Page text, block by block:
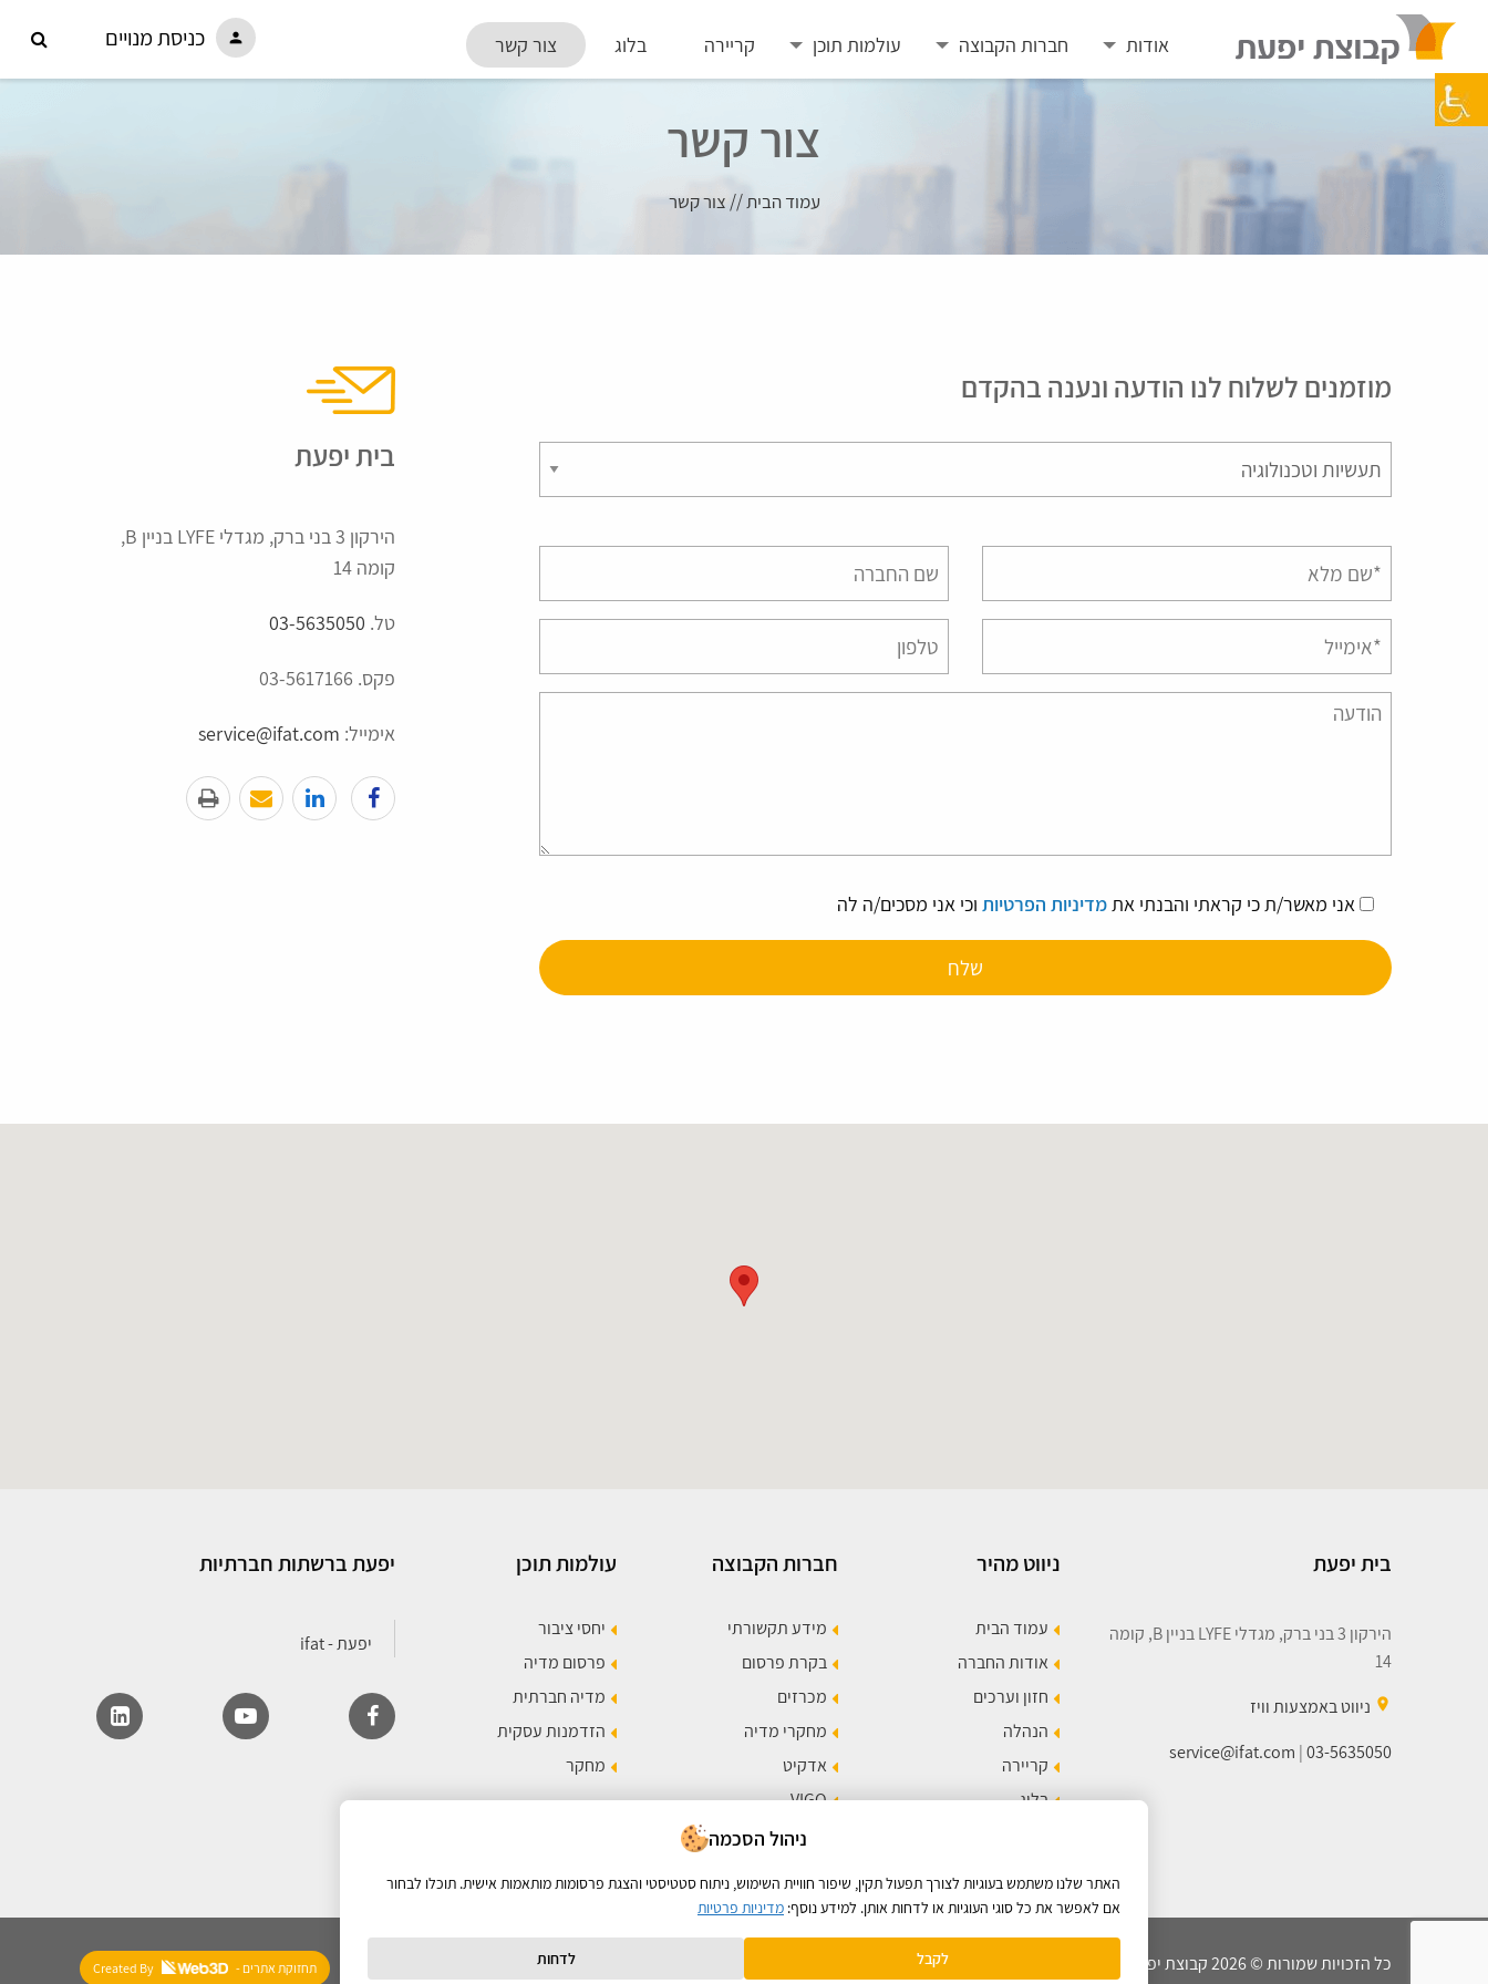
content
אודות חברות הקבוצה עולמות תוכן קריירה בלוג צור קשר person כניסת מנויים
צור קשר
עמוד הבית// צור קשר
מוזמנים לשלוח לנו הודעה ונענה בהקדם
this
field
אני מאשר/ת כי קראתי והבנתי אתמדיניות הפרטיות וכי אני מסכים/ה לה
בית יפעת
הירקון 3 בני ברק, מגדלי LYFE בניין B,
קומה 14
טל. 03-5635050
פקס. 03-5617166
אימייל: service@ifat.com
בית יפעת
הירקון 3 בני ברק, מגדלי LYFE בניין B, קומה
14
place ניווט באמצעות וויז
service@ifat.com |03-5635050
ניווט מהיר
עמוד הבית
אודות החברה
חזון וערכים
הנהלה
קריירה
בלוג
חברות הקבוצה
מידע תקשורתי
בקרת פרסום
מכרזים
מחקרי מדיה
אדקיט
VIGO
עולמות תוכן
יחסי ציבור
פרסום מדיה
מדיה חברתית
הזדמנות עסקית
מחקר
יפעת ברשתות חברתיות
כל הזכויות שמורות © 2026 קבוצת יפעת | Created By - תחזוקת אתרים
ניהול הסכמה
האתר שלנו משתמש בעוגיות לצורך תפעול תקין, שיפור חוויית השימוש, ניתוח סטטיסטי והצגת פרסומות מותאמות אישית. תוכלו לבחור
אם לאפשר את כל סוגי העוגיות או לדחות אותן. למידע נוסף: מדיניות פרטיות
לקבל לדחות